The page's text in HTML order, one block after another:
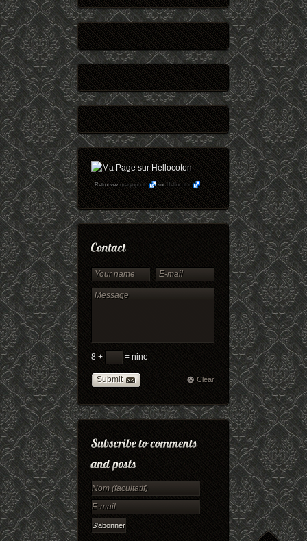
Retrouvezmaryophoto surHellocoton
8 + = nine
Submit Clear